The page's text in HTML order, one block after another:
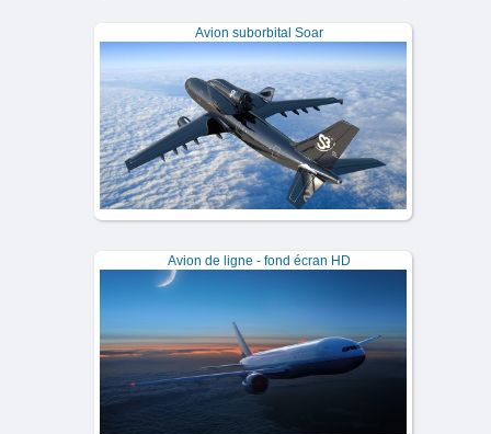
Avion suborbital Soar
Avion de ligne - fond écran HD